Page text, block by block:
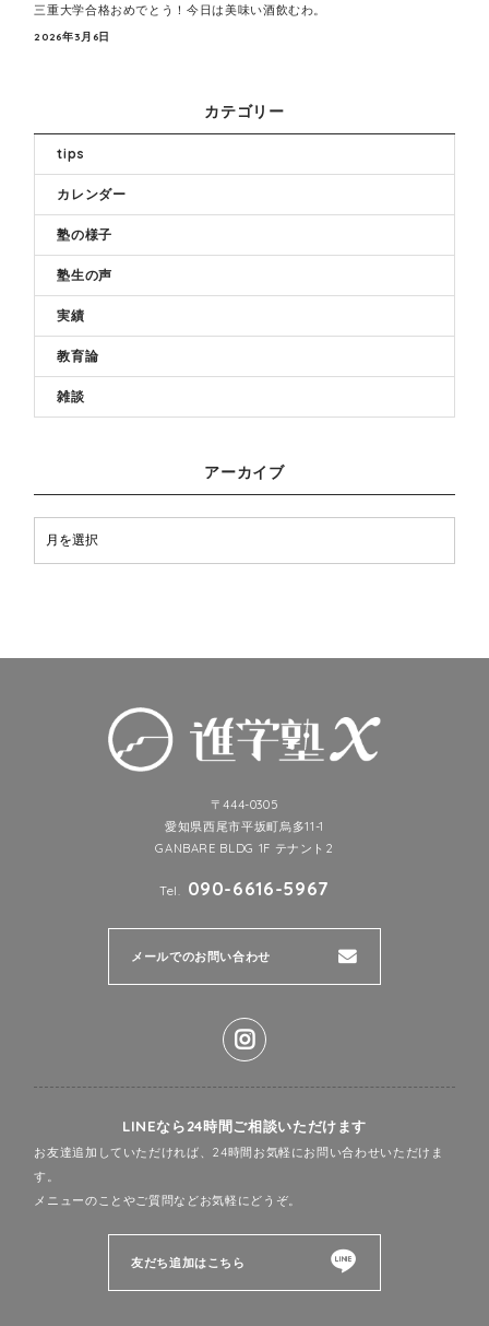
三重大学合格おめでとう！今日は美味い酒飲むわ。
2026年3月6日
カテゴリー
tips
カレンダー
塾の様子
塾生の声
実績
教育論
雑談
アーカイブ
〒444-0305
愛知県西尾市平坂町烏多11-1
GANBARE BLDG 1F テナント2
Tel. 090-6616-5967
メールでのお問い合わせ
LINEなら24時間ご相談いただけます
お友達追加していただければ、24時間お気軽にお問い合わせいただけま
す。
メニューのことやご質問などお気軽にどうぞ。
友だち追加はこちら